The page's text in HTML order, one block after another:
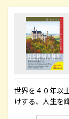
世界を４０年以
けする、人生を